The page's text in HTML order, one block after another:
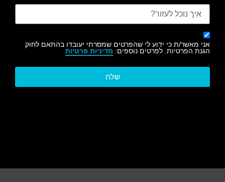
אני מאשר/ת כי ידוע לי שהפרטים שמסרתי יעובדו בהתאם לחוק
הגנת הפרטיות. לפרטים נוספים: מדיניות פרטיות
שלח